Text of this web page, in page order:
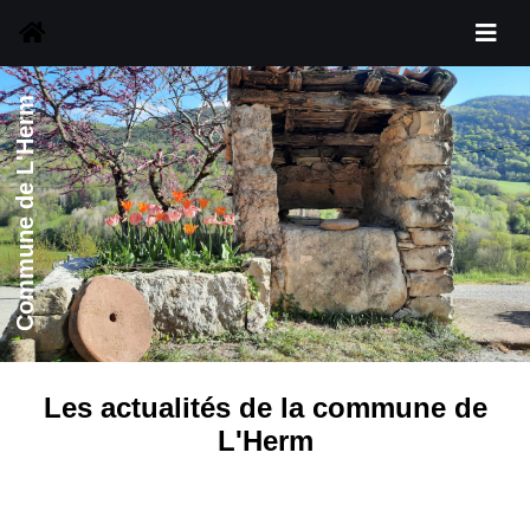
Commune de L'Herm
Les actualités de la commune de
L'Herm